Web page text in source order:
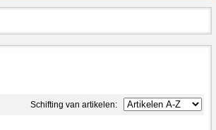
Schifting van artikelen: